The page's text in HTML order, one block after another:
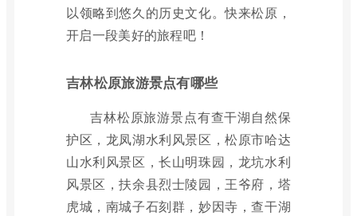
以领略到悠久的历史文化。快来松原，
开启一段美好的旅程吧！
吉林松原旅游景点有哪些
吉林松原旅游景点有查干湖自然保
护区，龙凤湖水利风景区，松原市哈达
山水利风景区，长山明珠园，龙坑水利
风景区，扶余县烈士陵园，王爷府，塔
虎城，南城子石刻群，妙因寺，查干湖